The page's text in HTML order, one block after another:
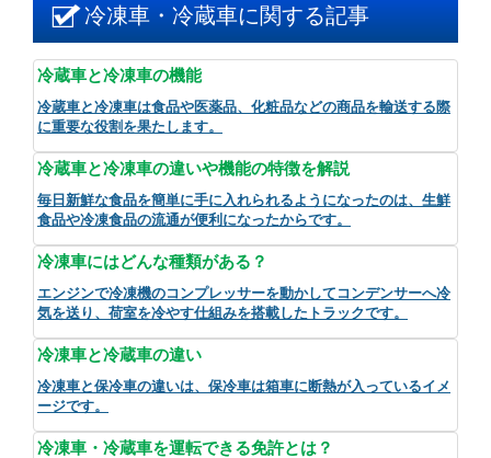
冷凍車・冷蔵車に関する記事
冷蔵車と冷凍車の機能
冷蔵車と冷凍車は食品や医薬品、化粧品などの商品を輸送する際
に重要な役割を果たします。
冷蔵車と冷凍車の違いや機能の特徴を解説
毎日新鮮な食品を簡単に手に入れられるようになったのは、生鮮
食品や冷凍食品の流通が便利になったからです。
冷凍車にはどんな種類がある？
エンジンで冷凍機のコンプレッサーを動かしてコンデンサーへ冷
気を送り、荷室を冷やす仕組みを搭載したトラックです。
冷凍車と冷蔵車の違い
冷凍車と保冷車の違いは、保冷車は箱車に断熱が入っているイメ
ージです。
冷凍車・冷蔵車を運転できる免許とは？